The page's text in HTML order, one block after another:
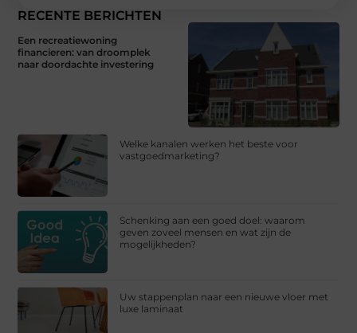
RECENTE BERICHTEN
Een recreatiewoning
financieren: van droomplek
naar doordachte investering
Welke kanalen werken het beste voor
vastgoedmarketing?
Schenking aan een goed doel: waarom
geven zoveel mensen en wat zijn de
mogelijkheden?
Uw stappenplan naar een nieuwe vloer met
luxe laminaat